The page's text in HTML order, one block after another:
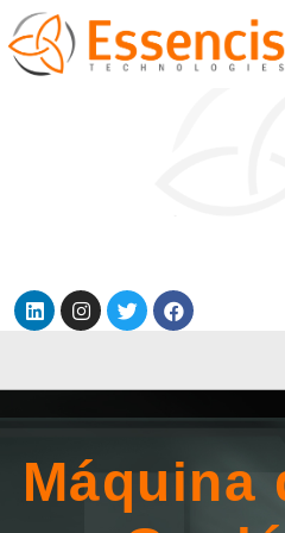
Máquina